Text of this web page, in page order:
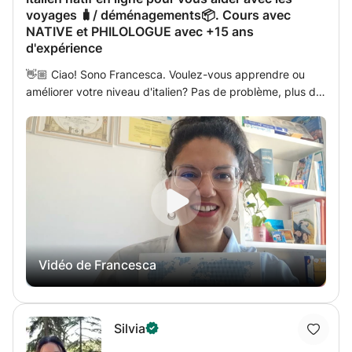
voyages 🧳/ déménagements📦. Cours avec
NATIVE et PHILOLOGUE avec +15 ans
d'expérience
👋🏼 Ciao! Sono Francesca. Voulez-vous apprendre ou
améliorer votre niveau d'italien? Pas de problème, plus de
s'amusant. J'ai commencé a donner des cours à 19 ans
grâce au directeur de mon lycée et j'ai plus de 15 ans
d'expérience, en Italie et à l'étranger, dans le monde
entier grâce à internet. Je propose des cours en ligne
d'italien pour tous les niveaux, des débutants absolus aux
plus avancés, c'est-à-dire le C2. J'ai toujours des
ouvrages de référence de qualité à recommander aux
élèves. Mes cours sont hautement personnalisés et
adaptés aux besoins spécifiques de chaque étudiant. Je
garantis la qualité car je mets beaucoup de passion et de
négliger les détails. 🚀 Pendant les cours, je vous aiderai
à apprendre les bases de l'italien général en faisant aussi
Vidéo de Francesca
Silvia